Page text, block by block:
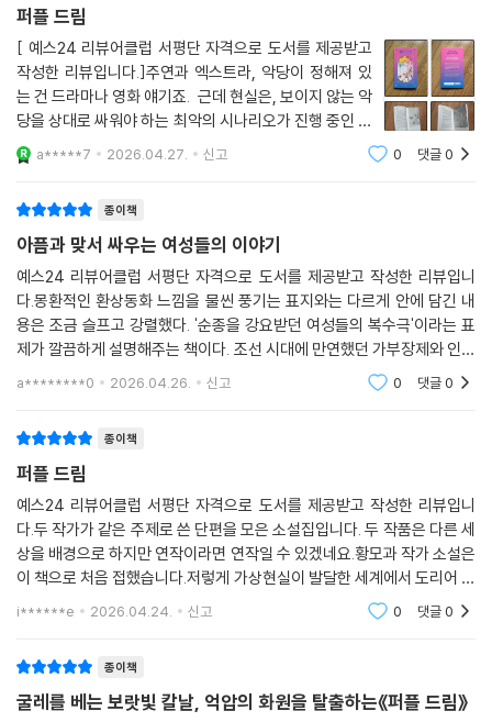
누군가 먼 곳에서 외쳤다. 그렇다, 그건 분명 칼이었다. 눈이 부시도록 번쩍
대는 긴 칼이 주황색 천의 한가운데를 찢으며 아래로 움직이고 있었다. 즈
즈즈즉 하는 기괴한 소음이 광장에 모인 사람들의 귓가에 꽂혔다.
주황색 천이 두 동강 난 자리 사이로 강렬한 햇빛이 쏟아져 들어왔다. 그제
야 연단에 서 있던 고빈드라가 뒤를 돌아 무슨 일이 일어나고 있는지를 확
인했다. 고빈드라와 그 옆에 앉아 있던 고위급 인사들은 장막 틈새로 쏟아
진 빛 때문에 일제히 미간을 찌푸렸다.
는 자줏빛 사리, 아니 햇볕을 받아 더없이 강렬하게 타오르는 듯한 자주색
사리 자락을 흩날리며 칼과 도끼, 그리고 커다란 막대기를 든 여자들이었
다.
--- pp.133-134 「뱅가니갱 : 자주색 여자들」
‘신이 내린 지도자’라고 불리며 청렴하고 신앙심 깊은 모범적인 남성으로
추앙받지만, 실상은 지역 유착을 통한 탈세와 사티를 강요하며 여성들의
죽음을 담보 삼아 권력을 공고히 쌓아 올린 이중적인 인물 고빈드라. 그의
본성은 오로지 집 안에서만 드러난다. 그는 아내 ‘샨티’를 향해 무자비하게
폭력을 휘두르며 벼랑 끝으로 몰아넣는다. 절망에 잠긴 샨티가 스스로 삶
을 포기하려던 찰나, 어둠 속에서 자주색 사리를 입은 의문의 여자 ‘데비’가
데비는 남편의 잔인한 폭력에 시달리다 죽을 고비를 넘겼던 자신의 과거를
샨티에게 고백하고, 마을 남자들이 퍼뜨린 ‘뱅가니갱’ 자주색 사리를 입은
여자들에 대한 악의적인 소문은 그들의 죄가 드러날까 두려워 만들어 낸
공포의 산물임을 알린다. 샨티는 자신과 같은 상처를 가진 데비의 손을 잡
으며 처음으로 자신의 이름인 ‘샨티(평화)’를 되찾겠다고 결심한다. 남편
의 폭력에 순응하며 죽음을 택하려던 ‘피해자’에서 벗어나, 평화를 되찾기
위해 몽둥이를 드는 투쟁의 주체로 변화하는 것이다.
고빈드라의 당선 축하연이 성대하게 열리고 로티와 커리, 달과 굴랍자문
같은 음식들이 수북하게 쌓여 잘왈리 사람들 모두 축제에 동화된다. 연단
에 오른 고빈드라가 첫마디를 꺼내는 그 순간, 사람들의 시선은 그 너머 당
의 상징이 그려진 커다란 가림막으로 향한다. 눈이 부시도록 번쩍대는 긴
칼이 천 한가운데를 찢어 두 동강 내고, 그 사이로 자줏빛 사리 자락을 흩날
리며 칼과 도끼, 막대기를 든 여자들이 고빈드라를 향해 달려간다.
이렇듯 「옥춘당 귀녀회」와 「뱅가니갱 : 자주색 여자들」을 하나로 엮은 『퍼
플 드림』은 차별과 억압에 맞서는 여성들의 연대의 과정을 역동적으로 그
퍼플 드림
[ 예스24 리뷰어클럽 서평단 자격으로 도서를 제공받고
작성한 리뷰입니다.]주연과 엑스트라, 악당이 정해져 있
는 건 드라마나 영화 얘기죠. 근데 현실은, 보이지 않는 악
당을 상대로 싸워야 하는 최악의 시나리오가 진행 중인 것
같아요. 여성을 향한 차별, 성폭력, 구조적 불평등은 제도
적 측면에서 과거에 비해 개선되었지만 여전히 큰 사회적
a*****7 2026.04.27. 신고 0 댓글0
종이책
아픔과 맞서 싸우는 여성들의 이야기
예스24 리뷰어클럽 서평단 자격으로 도서를 제공받고 작성한 리뷰입니
다.몽환적인 환상동화 느낌을 물씬 풍기는 표지와는 다르게 안에 담긴 내
용은 조금 슬프고 강렬했다. '순종을 강요받던 여성들의 복수극'이라는 표
제가 깔끔하게 설명해주는 책이다. 조선 시대에 만연했던 가부장제와 인도
에 만연했던 여성을 향한 폭력, 그 잔인하고 아픈 시간에 대항해 목소리를
a********0 2026.04.26. 신고 0 댓글0
종이책
퍼플 드림
예스24 리뷰어클럽 서평단 자격으로 도서를 제공받고 작성한 리뷰입니
다.두 작가가 같은 주제로 쓴 단편을 모은 소설집입니다. 두 작품은 다른 세
상을 배경으로 하지만 연작이라면 연작일 수 있겠네요.황모과 작가 소설은
이 책으로 처음 접했습니다.저렇게 가상현실이 발달한 세계에서 도리어 케
케묵은 가부장제 악습을 대중에게 세뇌하려고 하는 게 너무나도 현실 같군
i******e 2026.04.24. 신고 0 댓글0
종이책
굴레를 베는 보랏빛 칼날, 억압의 화원을 탈출하는《퍼플 드림》